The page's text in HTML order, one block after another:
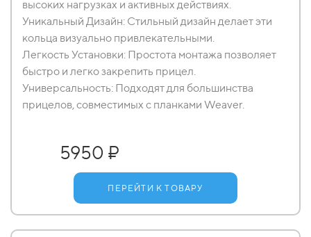
высоких нагрузках и активных действиях.
Уникальный Дизайн: Стильный дизайн делает эти
кольца визуально привлекательными.
Легкость Установки: Простота монтажа позволяет
быстро и легко закрепить прицел.
Универсальность: Подходят для большинства
прицелов, совместимых с планками Weaver.
5950 ₽
ПЕРЕЙТИ К ТОВАРУ